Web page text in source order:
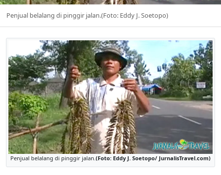
Penjual belalang di pinggir jalan.(Foto: Eddy J. Soetopo)
Penjual belalang di pinggir jalan.(Foto: Eddy J. Soetopo/ JurnalisTravel.com)